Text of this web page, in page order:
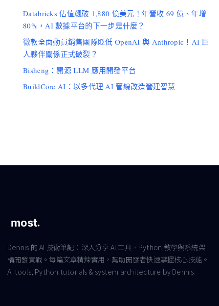
Databricks 估值飆破 1,880 億美元！年營收 69 億、年增
80%，AI 數據平台的下一步是什麼？
微軟全面動員銷售團隊貶低 OpenAI 與 Anthropic！AI 巨
人夥伴關係正式破裂？
Bisheng：開源 LLM 應用開發平台
BuildCore AI：以多代理 AI 管線改造營建智慧
Dennis 的 AI 技術筆記：深入分享 AI 工具、Python 教學與系統架
構開發實戰。每篇文章精煉實用，幫助開發者快速掌握核心技能。
AI tools, Python tutorials & system architecture by Dennis.